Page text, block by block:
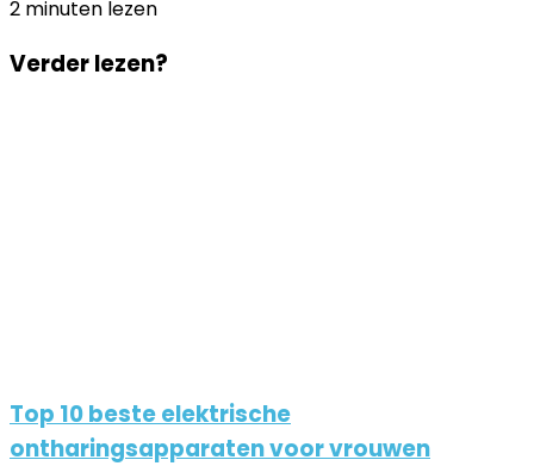
2 minuten lezen
via
via
Verder lezen?
Top 10 beste elektrische
ontharingsapparaten voor vrouwen